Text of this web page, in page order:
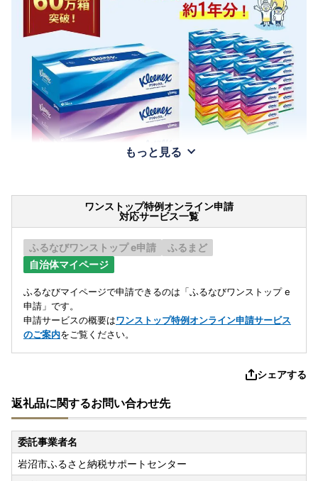
もっと見る
ワンストップ特例オンライン申請
対応サービス一覧
ふるなびワンストップ e申請
ふるまど
自治体マイページ
ふるなびマイページで申請できるのは「ふるなびワンストップ e
申請」です。
申請サービスの概要はワンストップ特例オンライン申請サービス
のご案内をご覧ください。
シェアする
返礼品に関するお問い合わせ先
委託事業者名
岩沼市ふるさと納税サポートセンター